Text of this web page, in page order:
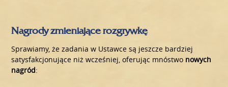
Nagrody zmieniające rozgrywkę
Sprawiamy, że zadania w Ustawce są jeszcze bardziej
satysfakcjonujące niż wcześniej, oferując mnóstwo nowych
nagród: